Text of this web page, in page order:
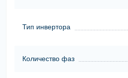
Тип инвертора
Количество фаз